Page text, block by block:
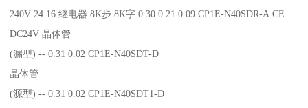
240V 24 16 继电器 8K步 8K字 0.30 0.21 0.09 CP1E-N40SDR-A CE
DC24V 晶体管
(漏型) -- 0.31 0.02 CP1E-N40SDT-D
晶体管
(源型) -- 0.31 0.02 CP1E-N40SDT1-D